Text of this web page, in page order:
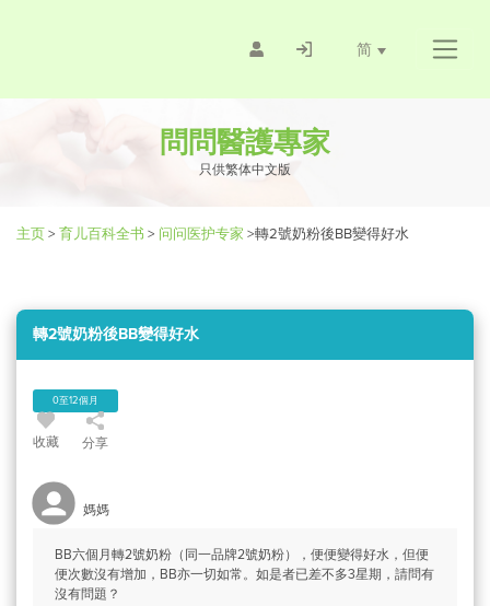
简
問問醫護專家
只供繁体中文版
主页> 育儿百科全书 > 问问医护专家 >轉2號奶粉後BB變得好水
轉2號奶粉後BB變得好水
0至12個月
收藏 分享
媽媽
BB六個月轉2號奶粉（同一品牌2號奶粉），便便變得好水，但便
便次數沒有增加，BB亦一切如常。如是者已差不多3星期，請問有
沒有問題？